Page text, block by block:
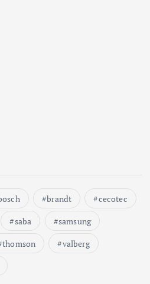
brandt
cecotec
saba
samsung
thomson
valberg